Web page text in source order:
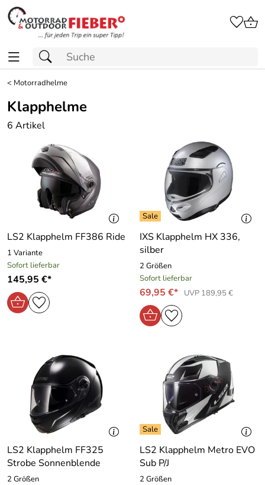
< Motorradhelme
Klapphelme
6 Artikel
LS2 Klapphelm FF386 Ride
1 Variante
Sofort lieferbar
145,95 €*
IXS Klapphelm HX 336,
silber
2 Größen
Sofort lieferbar
69,95 €* UVP 189,95 €
LS2 Klapphelm FF325
Strobe Sonnenblende
2 Größen
LS2 Klapphelm Metro EVO
Sub P/J
2 Größen